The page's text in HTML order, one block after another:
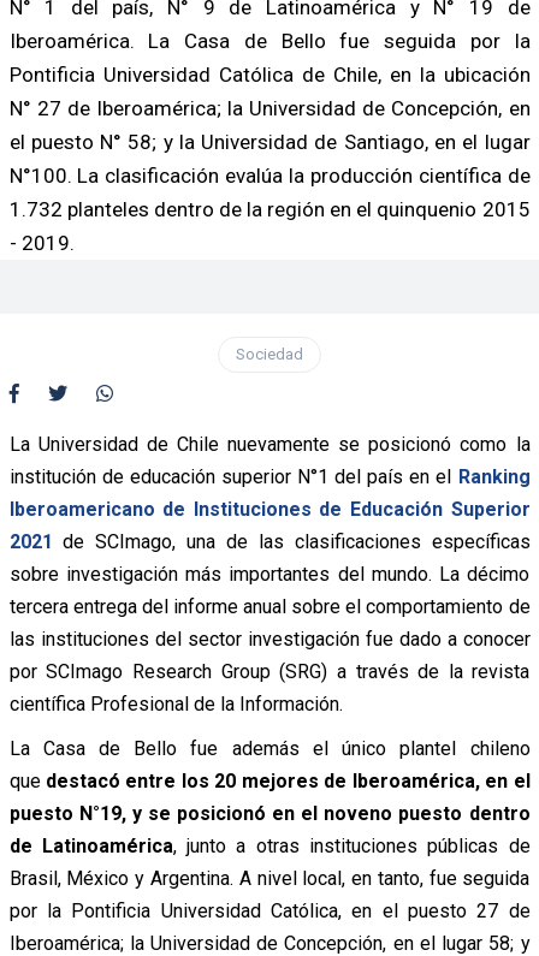
N° 1 del país, N° 9 de Latinoamérica y N° 19 de
Iberoamérica. La Casa de Bello fue seguida por la
Pontificia Universidad Católica de Chile, en la ubicación
N° 27 de Iberoamérica; la Universidad de Concepción, en
el puesto N° 58; y la Universidad de Santiago, en el lugar
N°100. La clasificación evalúa la producción científica de
1.732 planteles dentro de la región en el quinquenio 2015
- 2019.
Sociedad
La Universidad de Chile nuevamente se posicionó como la
institución de educación superior N°1 del país en el Ranking
Iberoamericano de Instituciones de Educación Superior
2021 de SCImago, una de las clasificaciones específicas
sobre investigación más importantes del mundo. La décimo
tercera entrega del informe anual sobre el comportamiento de
las instituciones del sector investigación fue dado a conocer
por SCImago Research Group (SRG) a través de la revista
científica Profesional de la Información.
La Casa de Bello fue además el único plantel chileno
que destacó entre los 20 mejores de Iberoamérica, en el
puesto N°19, y se posicionó en el noveno puesto dentro
de Latinoamérica, junto a otras instituciones públicas de
Brasil, México y Argentina. A nivel local, en tanto, fue seguida
por la Pontificia Universidad Católica, en el puesto 27 de
Iberoamérica; la Universidad de Concepción, en el lugar 58; y